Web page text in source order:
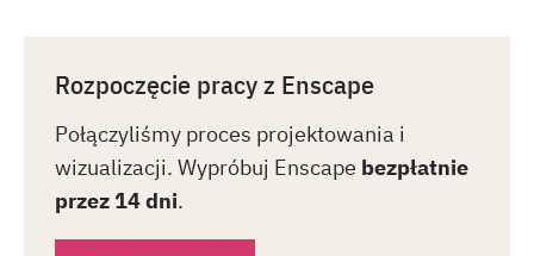
Rozpoczęcie pracy z Enscape
Połączyliśmy proces projektowania i
wizualizacji. Wypróbuj Enscape bezpłatnie
przez 14 dni.